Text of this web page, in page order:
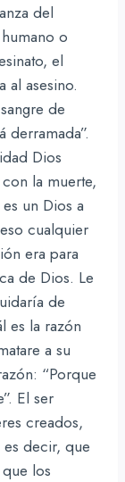
del
o
el
al asesino.
de
Dios
la muerte,
un Dios a
cualquier
era para
de Dios. Le
de
es la razón
a su
“Porque
El ser
creados,
decir, que
los